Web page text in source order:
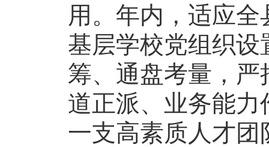
用。年内，适应
基层学校党组织
筹、通盘考量，
道正派、业务能
一支高素质人才